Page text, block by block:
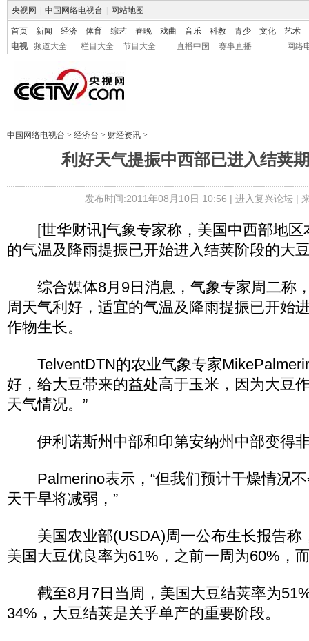
央视网 中国网络电视台 网站地图
首页 新闻 经济 体育 综艺 春晚 戏曲 音乐 科教 青少 文化
艺术
电视
频道大全 栏目大全 节目大全 直播中国 赛事直播 网络
中国网络电视台 > 经济台 > 财经资讯 >
利好天气提振中西部已进入结荚
发布时间:2011年08月10日 10:56 | 进入复兴论坛|
[世华财讯]气象专家称，美国中西部地区
的气温及降雨提振已开始进入结荚阶段的大
综合媒体8月9日消息，气象专家周二称
周天气利好，适宜的气温及降雨提振已开始
作物生长。
TelventDTN的农业气象专家
好，给大豆带来的益处高于玉米，因为大豆
天气情况。”
伊利诺斯州中部和印第安纳州中部变得
Palmerino表示，“但我们预计干燥情况不
天干旱将减弱，”
美国农业部(USDA)周一公布生长报告称
美国大豆优良率为61%，之前一周为60%，
截至8月7日当周，美国大豆结荚率为
34%，大豆结荚是关乎单产的重要阶段。